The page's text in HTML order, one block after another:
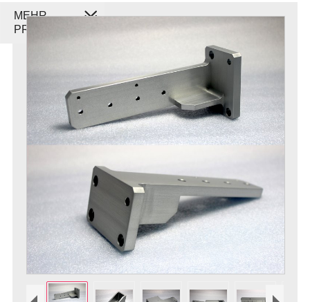
MEHR
PRODUKTE